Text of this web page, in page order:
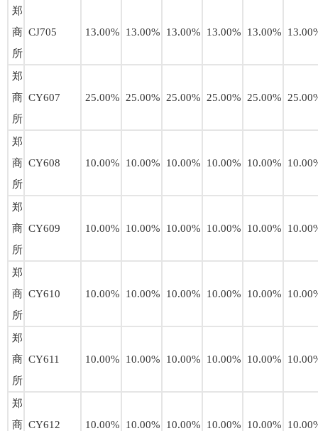
郑
商
所
CJ705 13.00% 13.00% 13.00% 13.00% 13.00%
郑
商
所
CY607 25.00% 25.00% 25.00% 25.00% 25.00%
郑
商
所
CY608 10.00% 10.00% 10.00% 10.00% 10.00%
郑
商
所
CY609 10.00% 10.00% 10.00% 10.00% 10.00%
郑
商
所
CY610 10.00% 10.00% 10.00% 10.00% 10.00%
郑
商
所
CY611 10.00% 10.00% 10.00% 10.00% 10.00%
郑
商 CY612 10.00% 10.00% 10.00% 10.00% 10.00%